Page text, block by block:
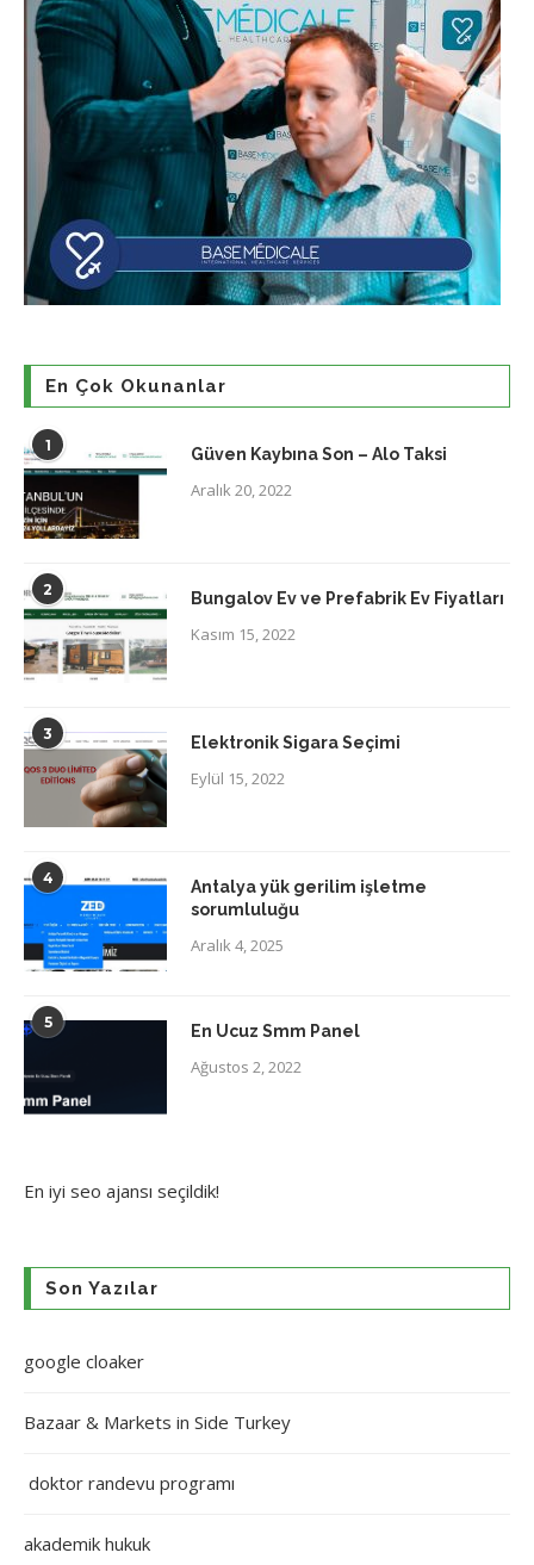
En Çok Okunanlar
1 Güven Kaybına Son – Alo Taksi
Aralık 20, 2022
2 Bungalov Ev ve Prefabrik Ev Fiyatları
Kasım 15, 2022
3 Elektronik Sigara Seçimi
Eylül 15, 2022
4
Antalya yük gerilim işletme
sorumluluğu
Aralık 4, 2025
5 En Ucuz Smm Panel
Ağustos 2, 2022
En iyi seo ajansı seçildik!
Son Yazılar
google cloaker
Bazaar & Markets in Side Turkey
doktor randevu programı
akademik hukuk